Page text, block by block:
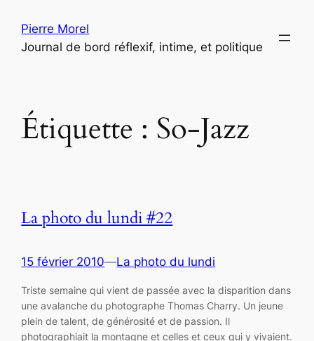
contenu
Pierre Morel
Journal de bord réflexif, intime, et politique
Étiquette : So-Jazz
La photo du lundi #22
15 février 2010—La photo du lundi
Triste semaine qui vient de passée avec la disparition dans
une avalanche du photographe Thomas Charry. Un jeune
plein de talent, de générosité et de passion. Il
photographiait la montagne et celles et ceux qui y vivaient.